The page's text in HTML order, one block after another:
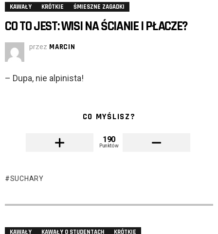
KAWAŁY KRÓTKIE ŚMIESZNE ZAGADKI
CO TO JEST: WISI NA ŚCIANIE I PŁACZE?
przez MARCIN
– Dupa, nie alpinista!
CO MYŚLISZ?
190
Punktów
SUCHARY
KAWAŁY KAWAŁY O STUDENTACH KRÓTKIE